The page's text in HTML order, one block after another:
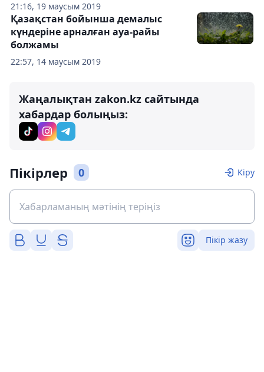
21:16, 19 маусым 2019
22:57, 14 маусым 2019
Қазақстан бойынша демалыс
күндеріне арналған ауа-райы
болжамы
Жаңалықтан zakon.kz сайтында
хабардар болыңыз:
Пікірлер 0 Кіру
Пікір жазу